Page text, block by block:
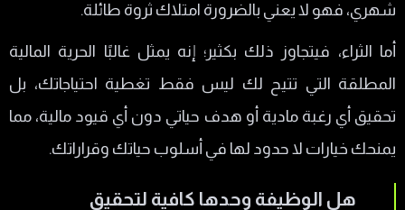
شهري، فهو لا يعني بالضرورة امتلاك ثروة طائلة.
أما الثراء، فيتجاوز ذلك بكثير؛ إنه يمثل غالبًا الحرية المالية
المطلقة التي تتيح لك ليس فقط تغطية احتياجاتك، بل
تحقيق أي رغبة مادية أو هدف حياتي دون أي قيود مالية، مما
يمنحك خيارات لا حدود لها في أسلوب حياتك وقراراتك.
هل الوظيفة وحدها كافية لتحقيق